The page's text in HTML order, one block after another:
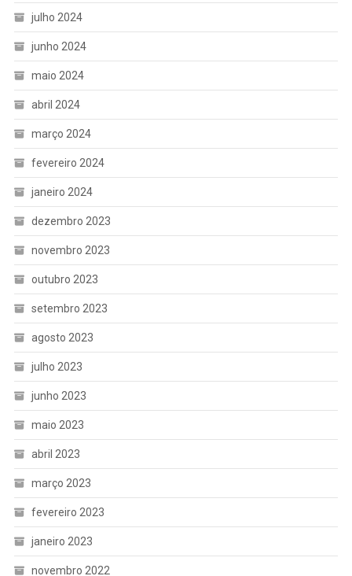
julho 2024
junho 2024
maio 2024
abril 2024
março 2024
fevereiro 2024
janeiro 2024
dezembro 2023
novembro 2023
outubro 2023
setembro 2023
agosto 2023
julho 2023
junho 2023
maio 2023
abril 2023
março 2023
fevereiro 2023
janeiro 2023
novembro 2022